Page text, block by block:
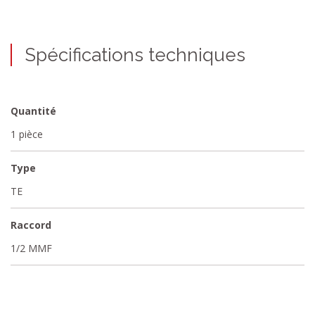
Spécifications techniques
Quantité
1 pièce
Type
TE
Raccord
1/2 MMF